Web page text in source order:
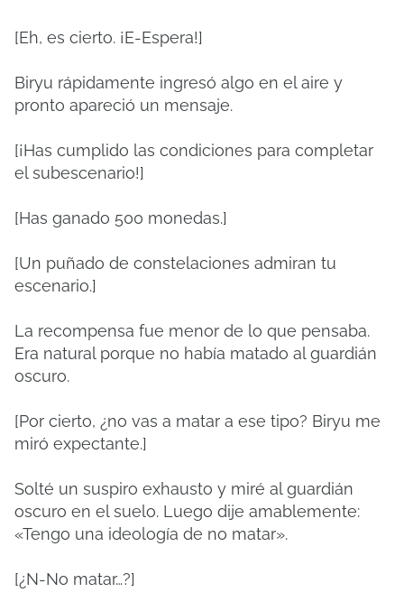
[Eh, es cierto. ¡E-Espera!]
Biryu rápidamente ingresó algo en el aire y
pronto apareció un mensaje.
[¡Has cumplido las condiciones para completar
el subescenario!]
[Has ganado 500 monedas.]
[Un puñado de constelaciones admiran tu
escenario.]
La recompensa fue menor de lo que pensaba.
Era natural porque no había matado al guardián
oscuro.
[Por cierto, ¿no vas a matar a ese tipo? Biryu me
miró expectante.]
Solté un suspiro exhausto y miré al guardián
oscuro en el suelo. Luego dije amablemente:
«Tengo una ideología de no matar».
[¿N-No matar…?]